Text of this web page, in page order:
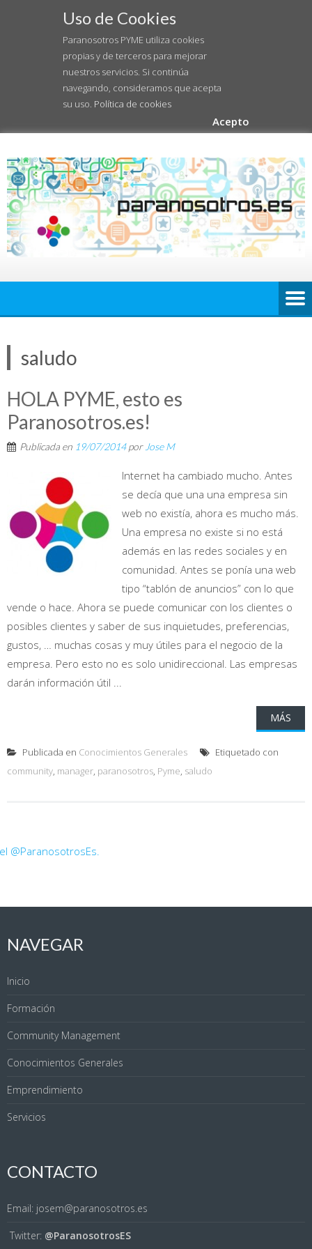
Uso de Cookies
Paranosotros PYME utiliza cookies
propias y de terceros para mejorar
nuestros servicios. Si continúa
navegando, consideramos que acepta
su uso. Política de cookies
Acepto
saludo
HOLA PYME, esto es
Paranosotros.es!
Publicada en 19/07/2014por Jose M
Internet ha cambiado mucho. Antes
se decía que una una empresa sin
web no existía, ahora es mucho más.
Una empresa no existe si no está
además en las redes sociales y en
comunidad. Antes se ponía una web
tipo “tablón de anuncios” con lo que
vende o hace. Ahora se puede comunicar con los clientes o
posibles clientes y saber de sus inquietudes, preferencias,
gustos, … muchas cosas y muy útiles para el negocio de la
empresa. Pero esto no es solo unidireccional. Las empresas
darán información útil ...
MÁS
Publicada en Conocimientos Generales
Etiquetado con
community, manager, paranosotros, Pyme, saludo
@ParanosotrosEs.
NAVEGAR
Inicio
Formación
Community Management
Conocimientos Generales
Emprendimiento
Servicios
CONTACTO
Email: josem@paranosotros.es
Twitter: @ParanosotrosES